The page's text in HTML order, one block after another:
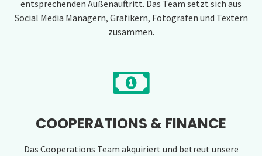
entsprechenden Außenauftritt. Das Team setzt sich aus
Social Media Managern, Grafikern, Fotografen und Textern
zusammen.
COOPERATIONS & FINANCE
Das Cooperations Team akquiriert und betreut unsere